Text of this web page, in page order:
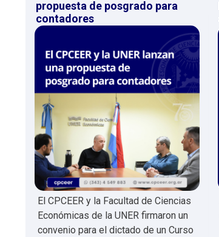
propuesta de posgrado para
contadores
El CPCEER y la Facultad de Ciencias
Económicas de la UNER firmaron un
convenio para el dictado de un Curso